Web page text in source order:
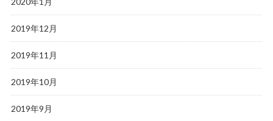
2019年12月
2019年11月
2019年10月
2019年9月